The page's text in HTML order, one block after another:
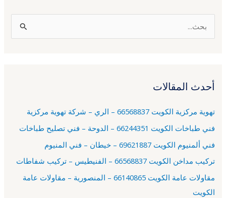
ث
ن
:
أحدث المقالات
تهوية مركزية الكويت 66568837 – الري – شركة تهوية مركزية
فني طباخات الكويت 66244351 – الدوحة – فني تصليح طباخات
فني ألمنيوم الكويت 69621887 – خيطان – فني المنيوم
تركيب مداخن الكويت 66568837 – الفنيطيس – تركيب شفاطات
مقاولات عامة الكويت 66140865 – المنصورية – مقاولات عامة
الكويت